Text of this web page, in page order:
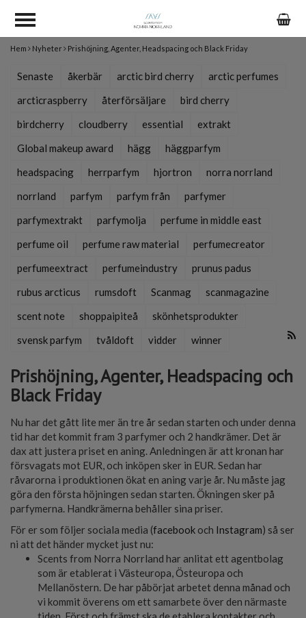
Hem Nyheter Prishöjning, Agenter, Headspacing och Black Friday
Senaste åkerbär arctic bird cherry
arctic perfumes
arcticraspberry
återförsäljare
bird cherry
birdcherry
cloudberry essential
extrakt
Global makeup award
hägg
häggparfym
headspacing
herrparfym hjortron
norra norrland
norrland
parfym parfym från
parfymer
parfymextrakt
parfymolja
perfume in middle east
perfume oil
perfume raw material
perfumecreator
perfumeextract
perfumeindustry
prunus padus
rubus arcticus
rumsdoft Scanmag
scanmagazine
scent note
shoppaipiteå
skönhetsprodukter
svensk parfym
tvåldoft vidder winner
Prishöjning, Agenter, Headspacing och
Black Friday
Nu har det gått lite mer än tre år sedan starten och under denna
tid har det kommit fram 3 parfymer och 2 handkrämer. Det är
dax att justera priset en aning. Anledningen är att kronan har
försvagats mot EUR, och inköpen sker in EUR. Sedan har
råvarorna i produktionen ökat en aning varje år. Nu måste jag
göra den första höjningen sedan starten. Ökningen sker på
parfymerna. Handkrämerna behåller sina priser.
För er som följer sociala media (facebook och Instagram) så ser
ni att det händer mycket just nu:
Scents from Norra Norrland har anlitat ett agentbolag
som är etablerat i Västeuropa, Östeuropa och
Mellanöstern. De har påbörjat arbetet denna månad och
vi kommit överens om ett samarbete över den närmaste